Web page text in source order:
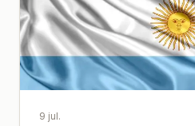
9 jul.